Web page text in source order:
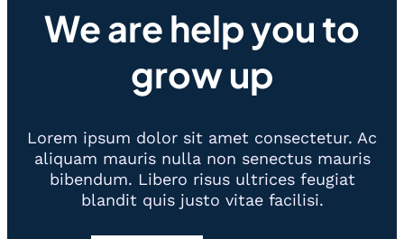
We are help you to
grow up
Lorem ipsum dolor sit amet consectetur. Ac
aliquam mauris nulla non senectus mauris
bibendum. Libero risus ultrices feugiat
blandit quis justo vitae facilisi.